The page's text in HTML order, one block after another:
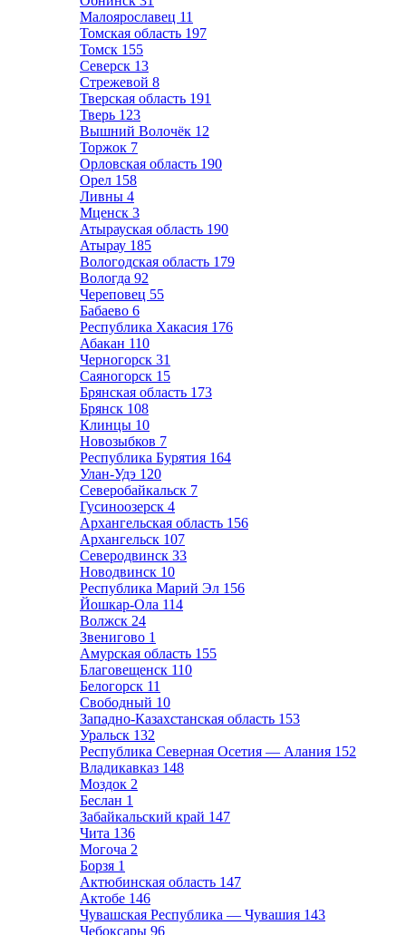
Малоярославец 11
Томская область 197
Томск 155
Северск 13
Стрежевой 8
Тверская область 191
Тверь 123
Вышний Волочёк 12
Торжок 7
Орловская область 190
Орел 158
Ливны 4
Мценск 3
Атырауская область 190
Атырау 185
Вологодская область 179
Вологда 92
Череповец 55
Бабаево 6
Республика Хакасия 176
Абакан 110
Черногорск 31
Саяногорск 15
Брянская область 173
Брянск 108
Клинцы 10
Новозыбков 7
Республика Бурятия 164
Улан-Удэ 120
Северобайкальск 7
Гусиноозерск 4
Архангельская область 156
Архангельск 107
Северодвинск 33
Новодвинск 10
Республика Марий Эл 156
Йошкар-Ола 114
Волжск 24
Звенигово 1
Амурская область 155
Благовещенск 110
Белогорск 11
Свободный 10
Западно-Казахстанская область 153
Уральск 132
Республика Северная Осетия — Алания 152
Владикавказ 148
Моздок 2
Беслан 1
Забайкальский край 147
Чита 136
Могоча 2
Борзя 1
Актюбинская область 147
Актобе 146
Чувашская Республика — Чувашия 143
Чебоксары 96